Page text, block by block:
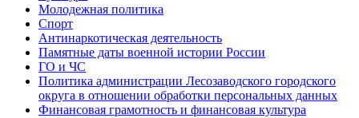
Молодежная политика
Спорт
Антинаркотическая деятельность
Памятные даты военной истории России
ГО и ЧС
Политика администрации Лесозаводского городского
округа в отношении обработки персональных данных
Финансовая грамотность и финансовая культура